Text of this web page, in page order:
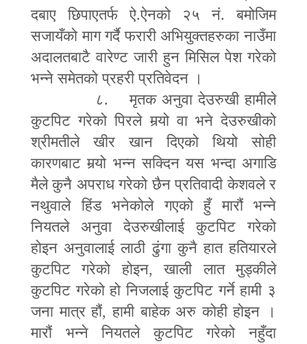
दबाए छिपाएतर्फ ऐ.ऐनको २५ नं. बमोजिम
सजायँको माग गर्दै फरारी अभियुक्तहरुका नाउँमा
अदालतबाटै वारेण्ट जारी हुन मिसिल पेश गरेको
भन्ने समेतको प्रहरी प्रतिवेदन ।
८. मृतक अनुवा देउरुखी हामीले
कुटपिट गरेको पिरले मर्‍योवा भने देउरुखीको
श्रीमतीले खीर खान दिएको थियो सोही
कारणबाट मर्‍योभन्न सक्दिन यस भन्दा अगाडि
मैले कुनै अपराध गरेको छैन प्रतिवादी केशवले र
नथुवाले हिंड भनेकोले गएको हुँ मारौं भन्ने
नियतले अनुवा देउरुखीलाई कुटपिट गरेको
होइन अनुवालाई लाठी ढुंगा कुनै हात हतियारले
कुटपिट गरेको होइन,खाली लात मुड्कीले
कुटपिट गरेको हो निजलाई कुटपिट गर्ने हामी ३
जना मात्र हौं,हामी बाहेक अरु कोही होइन ।
मारौं भन्ने नियतले कुटपिट गरेको नहुँदा